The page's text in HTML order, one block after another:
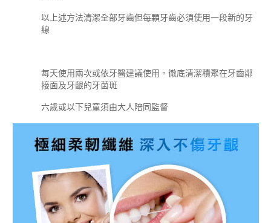
以上述方法清潔全部牙齒但每顆牙齒必須使用一段新的牙
線
每天使用兩次或依牙醫建議使用。徹底清潔積聚在牙齒鄰
接面及牙齦的牙菌斑
六歲或以下兒童須由大人陪同監督